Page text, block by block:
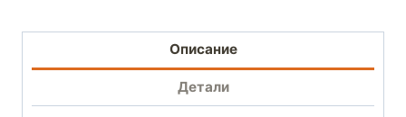
Описание
Детали